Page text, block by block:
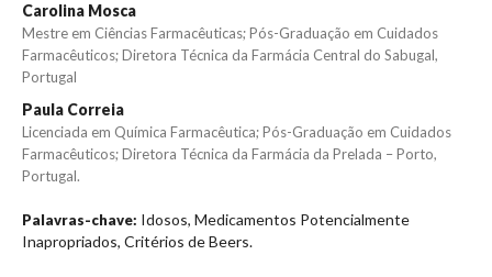
Carolina Mosca
Mestre em Ciências Farmacêuticas; Pós-Graduação em Cuidados
Farmacêuticos; Diretora Técnica da Farmácia Central do Sabugal,
Portugal
Paula Correia
Licenciada em Química Farmacêutica; Pós-Graduação em Cuidados
Farmacêuticos; Diretora Técnica da Farmácia da Prelada – Porto,
Portugal.
Palavras-chave: Idosos, Medicamentos Potencialmente
Inapropriados, Critérios de Beers.